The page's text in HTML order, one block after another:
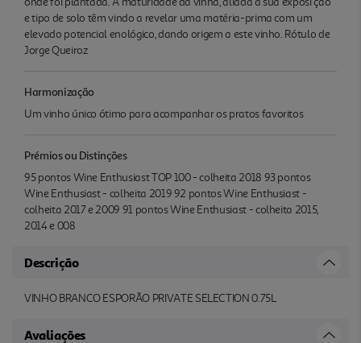
e tipo de solo têm vindo a revelar uma matéria-prima com um
elevado potencial enológico, dando origem a este vinho. Rótulo de
Jorge Queiroz
Harmonização
Um vinho único ótimo para acompanhar os pratos favoritos
Prémios ou Distinções
95 pontos Wine Enthusiast TOP 100 - colheita 2018 93 pontos
Wine Enthusiast - colheita 2019 92 pontos Wine Enthusiast -
colheita 2017 e 2009 91 pontos Wine Enthusiast - colheita 2015,
2014 e 008
Descrição
VINHO BRANCO ESPORÃO PRIVATE SELECTION 0.75L
Avaliações